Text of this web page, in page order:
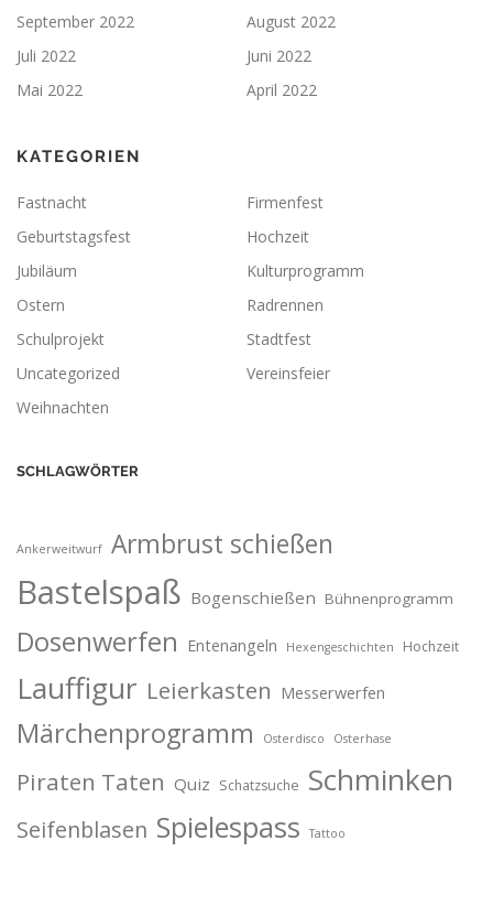
September 2022
August 2022
Juli 2022
Juni 2022
Mai 2022
April 2022
KATEGORIEN
Fastnacht
Firmenfest
Geburtstagsfest
Hochzeit
Jubiläum
Kulturprogramm
Ostern
Radrennen
Schulprojekt
Stadtfest
Uncategorized
Vereinsfeier
Weihnachten
SCHLAGWÖRTER
Ankerweitwurf Armbrust schießen
Bastelspaß Bogenschießen Bühnenprogramm
Dosenwerfen Entenangeln Hexengeschichten Hochzeit
Lauffigur Leierkasten Messerwerfen
Märchenprogramm Osterdisco Osterhase
Piraten Taten Quiz Schatzsuche Schminken
Seifenblasen Spielespass Tattoo